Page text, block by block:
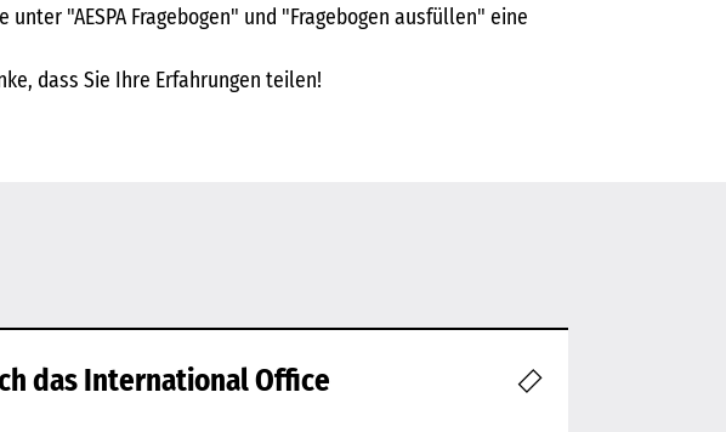
unter "AESPA Fragebogen" und "Fragebogen ausfüllen" eine
dass Sie Ihre Erfahrungen teilen!
das International Office